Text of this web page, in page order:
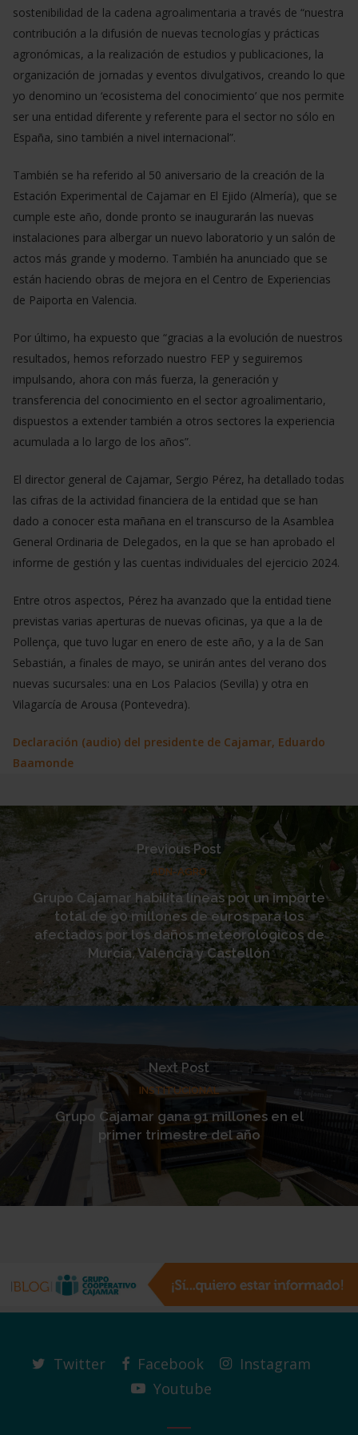
sostenibilidad de la cadena agroalimentaria a través de “nuestra
contribución a la difusión de nuevas tecnologías y prácticas
agronómicas, a la realización de estudios y publicaciones, la
organización de jornadas y eventos divulgativos, creando lo que
yo denomino un ‘ecosistema del conocimiento’ que nos permite
ser una entidad diferente y referente para el sector no sólo en
España, sino también a nivel internacional”.
También se ha referido al 50 aniversario de la creación de la
Estación Experimental de Cajamar en El Ejido (Almería), que se
cumple este año, donde pronto se inaugurarán las nuevas
instalaciones para albergar un nuevo laboratorio y un salón de
actos más grande y moderno. También ha anunciado que se
están haciendo obras de mejora en el Centro de Experiencias
de Paiporta en Valencia.
Por último, ha expuesto que “gracias a la evolución de nuestros
resultados, hemos reforzado nuestro FEP y seguiremos
impulsando, ahora con más fuerza, la generación y
transferencia del conocimiento en el sector agroalimentario,
dispuestos a extender también a otros sectores la experiencia
acumulada a lo largo de los años”.
El director general de Cajamar, Sergio Pérez, ha detallado todas
las cifras de la actividad financiera de la entidad que se han
dado a conocer esta mañana en el transcurso de la Asamblea
General Ordinaria de Delegados, en la que se han aprobado el
informe de gestión y las cuentas individuales del ejercicio 2024.
Entre otros aspectos, Pérez ha avanzado que la entidad tiene
previstas varias aperturas de nuevas oficinas, ya que a la de
Pollença, que tuvo lugar en enero de este año, y a la de San
Sebastián, a finales de mayo, se unirán antes del verano dos
nuevas sucursales: una en Los Palacios (Sevilla) y otra en
Vilagarcía de Arousa (Pontevedra).
Declaración (audio) del presidente de Cajamar, Eduardo
Baamonde
Previous Post
ADN-AGRO
Grupo Cajamar habilita líneas por un importe
total de 90 millones de euros para los
afectados por los daños meteorológicos de
Murcia, Valencia y Castellón
Next Post
INSTITUCIONAL
Grupo Cajamar gana 91 millones en el
primer trimestre del año
Twitter Facebook
Instagram
Youtube